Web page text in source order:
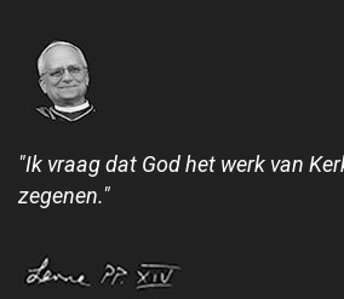
"Ik vraag dat God het werk van
zegenen."